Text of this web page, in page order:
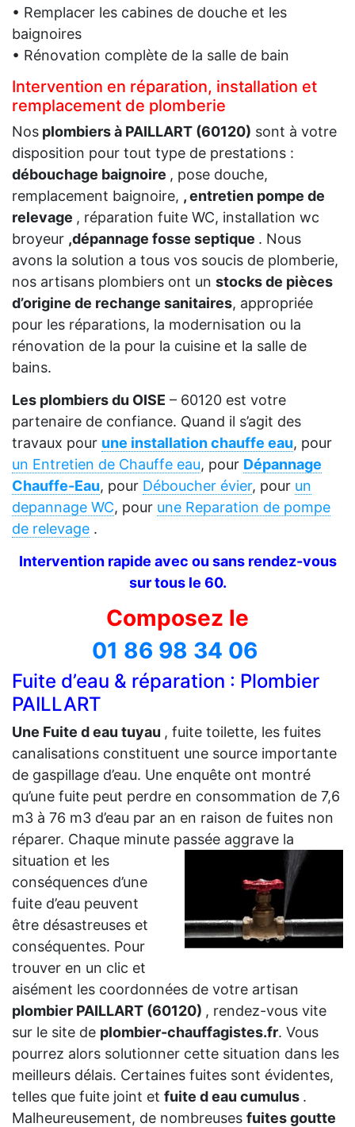
• Remplacer les cabines de douche et les
baignoires
• Rénovation complète de la salle de bain
Intervention en réparation, installation et
remplacement de plomberie
Nos plombiers à PAILLART (60120) sont à votre
disposition pour tout type de prestations :
débouchage baignoire , pose douche,
remplacement baignoire, , entretien pompe de
relevage , réparation fuite WC, installation wc
broyeur ,dépannage fosse septique . Nous
avons la solution a tous vos soucis de plomberie,
nos artisans plombiers ont un stocks de pièces
d’origine de rechange sanitaires, appropriée
pour les réparations, la modernisation ou la
rénovation de la pour la cuisine et la salle de
bains.
Les plombiers du OISE – 60120 est votre
partenaire de confiance. Quand il s’agit des
travaux pour une installation chauffe eau, pour
un Entretien de Chauffe eau, pour Dépannage
Chauffe-Eau, pour Déboucher évier, pour un
depannage WC, pour une Reparation de pompe
de relevage .
Intervention rapide avec ou sans rendez-vous
sur tous le 60.
Composez le
01 86 98 34 06
Fuite d’eau & réparation : Plombier
PAILLART
Une Fuite d eau tuyau , fuite toilette, les fuites
canalisations constituent une source importante
de gaspillage d’eau. Une enquête ont montré
qu’une fuite peut perdre en consommation de 7,6
m3 à 76 m3 d’eau par an en raison de fuites non
réparer. Chaque minute passée aggrave la
situation et les
conséquences d’une
fuite d’eau peuvent
être désastreuses et
conséquentes. Pour
trouver en un clic et
aisément les coordonnées de votre artisan
plombier PAILLART (60120) , rendez-vous vite
sur le site de plombier-chauffagistes.fr. Vous
pourrez alors solutionner cette situation dans les
meilleurs délais. Certaines fuites sont évidentes,
telles que fuite joint et fuite d eau cumulus .
Malheureusement, de nombreuses fuites goutte